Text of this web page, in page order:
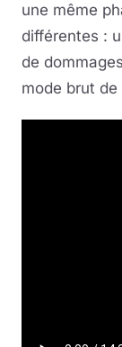
une même
différentes :
de
mode brut